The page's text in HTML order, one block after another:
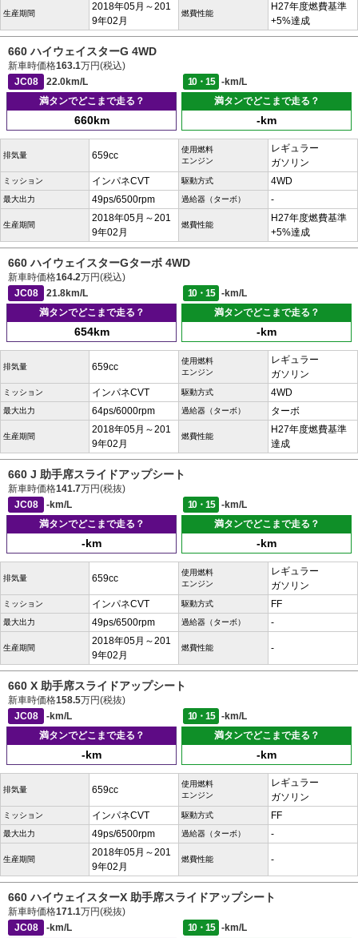
生産期間
2018年05月～201
9年02月
燃費性能
H27年度燃費基準
+5%達成
660 ハイウェイスターG 4WD
新車時価格163.1万円(税込)
JC08
22.0km/L 10・15
-km/L
満タンでどこまで走る？
660km
満タンでどこまで走る？
-km
排気量 659cc
使用燃料
エンジン
レギュラー
ガソリン
ミッション インパネCVT 駆動方式 4WD
最大出力 49ps/6500rpm 過給器（ターボ） -
生産期間
2018年05月～201
9年02月
燃費性能
H27年度燃費基準
+5%達成
660 ハイウェイスターGターボ 4WD
新車時価格164.2万円(税込)
JC08
21.8km/L 10・15
-km/L
満タンでどこまで走る？
654km
満タンでどこまで走る？
-km
排気量 659cc
使用燃料
エンジン
レギュラー
ガソリン
ミッション インパネCVT 駆動方式 4WD
最大出力 64ps/6000rpm 過給器（ターボ） ターボ
生産期間
2018年05月～201
9年02月
燃費性能
H27年度燃費基準
達成
660 J 助手席スライドアップシート
新車時価格141.7万円(税抜)
JC08
-km/L 10・15
-km/L
満タンでどこまで走る？
-km
満タンでどこまで走る？
-km
排気量 659cc
使用燃料
エンジン
レギュラー
ガソリン
ミッション インパネCVT 駆動方式 FF
最大出力 49ps/6500rpm 過給器（ターボ） -
生産期間
2018年05月～201
9年02月
燃費性能 -
660 X 助手席スライドアップシート
新車時価格158.5万円(税抜)
JC08
-km/L 10・15
-km/L
満タンでどこまで走る？
-km
満タンでどこまで走る？
-km
排気量 659cc
使用燃料
エンジン
レギュラー
ガソリン
ミッション インパネCVT 駆動方式 FF
最大出力 49ps/6500rpm 過給器（ターボ） -
生産期間
2018年05月～201
9年02月
燃費性能 -
660 ハイウェイスターX 助手席スライドアップシート
新車時価格171.1万円(税抜)
JC08
-km/L 10・15
-km/L